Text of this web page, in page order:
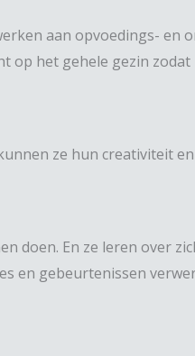
aan opvoedings- en
op het gehele gezin
ze hun creativiteit
doen. En ze leren over
en gebeurtenissen